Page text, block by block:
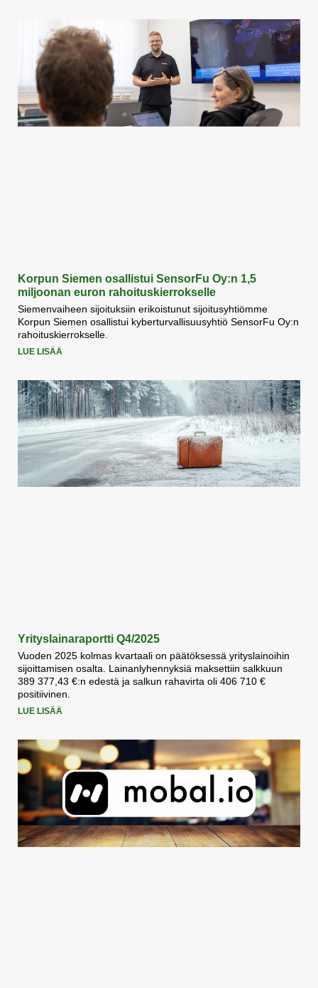
Korpun Siemen osallistui SensorFu Oy:n 1,5
miljoonan euron rahoituskierrokselle
Siemenvaiheen sijoituksiin erikoistunut sijoitusyhtiömme
Korpun Siemen osallistui kyberturvallisuusyhtiö SensorFu Oy:n
rahoituskierrokselle.
LUE LISÄÄ
Yrityslainaraportti Q4/2025
Vuoden 2025 kolmas kvartaali on päätöksessä yrityslainoihin
sijoittamisen osalta. Lainanlyhennyksiä maksettiin salkkuun
389 377,43 €:n edestä ja salkun rahavirta oli 406 710 €
positiivinen.
LUE LISÄÄ